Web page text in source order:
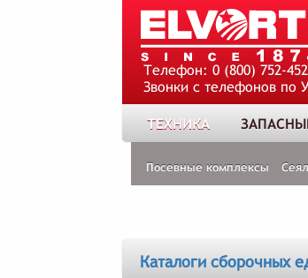
Телефон: 0 (800) 752-452
Звонки с телефонов по
ТЕХНИКА
Посевные комплексы
Каталоги сборочных